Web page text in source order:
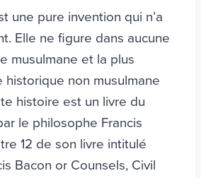
une pure invention qui n’a
Elle ne figure dans aucune
musulmane et la plus
historique non musulmane
histoire est un livre du
le philosophe Francis
12 de son livre intitulé
Bacon or Counsels, Civil